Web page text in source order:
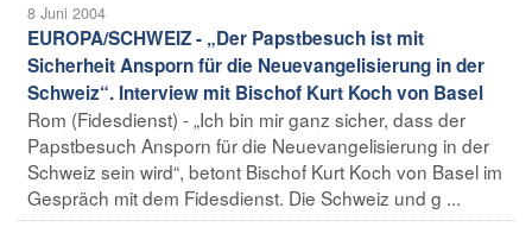
8 Juni 2004
EUROPA/SCHWEIZ - „Der Papstbesuch ist mit
Sicherheit Ansporn für die Neuevangelisierung in der
Schweiz“. Interview mit Bischof Kurt Koch von Basel
Rom (Fidesdienst) - „Ich bin mir ganz sicher, dass der
Papstbesuch Ansporn für die Neuevangelisierung in der
Schweiz sein wird“, betont Bischof Kurt Koch von Basel im
Gespräch mit dem Fidesdienst. Die Schweiz und g ...